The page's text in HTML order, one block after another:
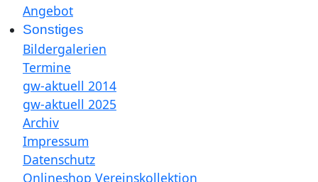
Angebot
Sonstiges
Bildergalerien
Termine
gw-aktuell 2014
gw-aktuell 2025
Archiv
Impressum
Datenschutz
Onlineshop Vereinskollektion